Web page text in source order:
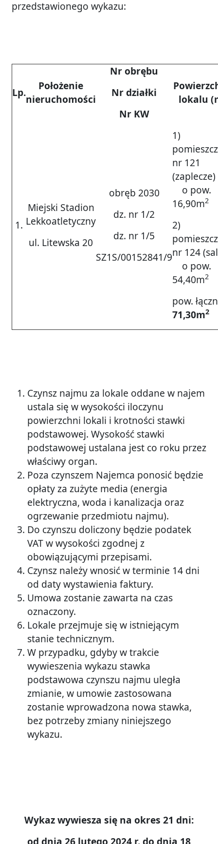
przedstawionego wykazu:
Lp.
Położenie
nieruchomości
Nr obrębu
Nr działki
Nr KW
lokalu
1.
Miejski Stadion
Lekkoatletyczny
ul. Litewska 20
obręb 2030
dz. nr 1/2
dz. nr 1/5
SZ1S/00152841/9
1)
nr 121
o pow.
16,90m2
2)
nr 124
o pow.
54,40m2
pow.
71,30m2
Czynsz najmu za lokale oddane w najem
ustala się w wysokości iloczynu
powierzchni lokali i krotności stawki
podstawowej. Wysokość stawki
podstawowej ustalana jest co roku przez
właściwy organ.
Poza czynszem Najemca ponosić będzie
opłaty za zużyte media (energia
elektryczna, woda i kanalizacja oraz
ogrzewanie przedmiotu najmu).
Do czynszu doliczony będzie podatek
VAT w wysokości zgodnej z
obowiązującymi przepisami.
Czynsz należy wnosić w terminie 14 dni
od daty wystawienia faktury.
Umowa zostanie zawarta na czas
oznaczony.
Lokale przejmuje się w istniejącym
stanie technicznym.
W przypadku, gdyby w trakcie
wywieszenia wykazu stawka
podstawowa czynszu najmu uległa
zmianie, w umowie zastosowana
zostanie wprowadzona nowa stawka,
bez potrzeby zmiany niniejszego
wykazu.
Wykaz wywiesza się na okres 21 dni:
od dnia 26 lutego 2024 r. do dnia 18